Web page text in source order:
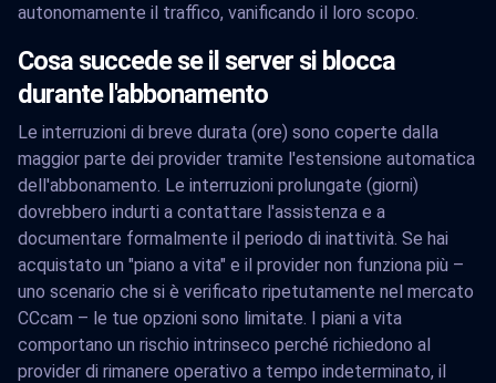
autonomamente il traffico, vanificando il loro scopo.
Cosa succede se il server si blocca
durante l'abbonamento
Le interruzioni di breve durata (ore) sono coperte dalla
maggior parte dei provider tramite l'estensione automatica
dell'abbonamento. Le interruzioni prolungate (giorni)
dovrebbero indurti a contattare l'assistenza e a
documentare formalmente il periodo di inattività. Se hai
acquistato un "piano a vita" e il provider non funziona più –
uno scenario che si è verificato ripetutamente nel mercato
CCcam – le tue opzioni sono limitate. I piani a vita
comportano un rischio intrinseco perché richiedono al
provider di rimanere operativo a tempo indeterminato, il